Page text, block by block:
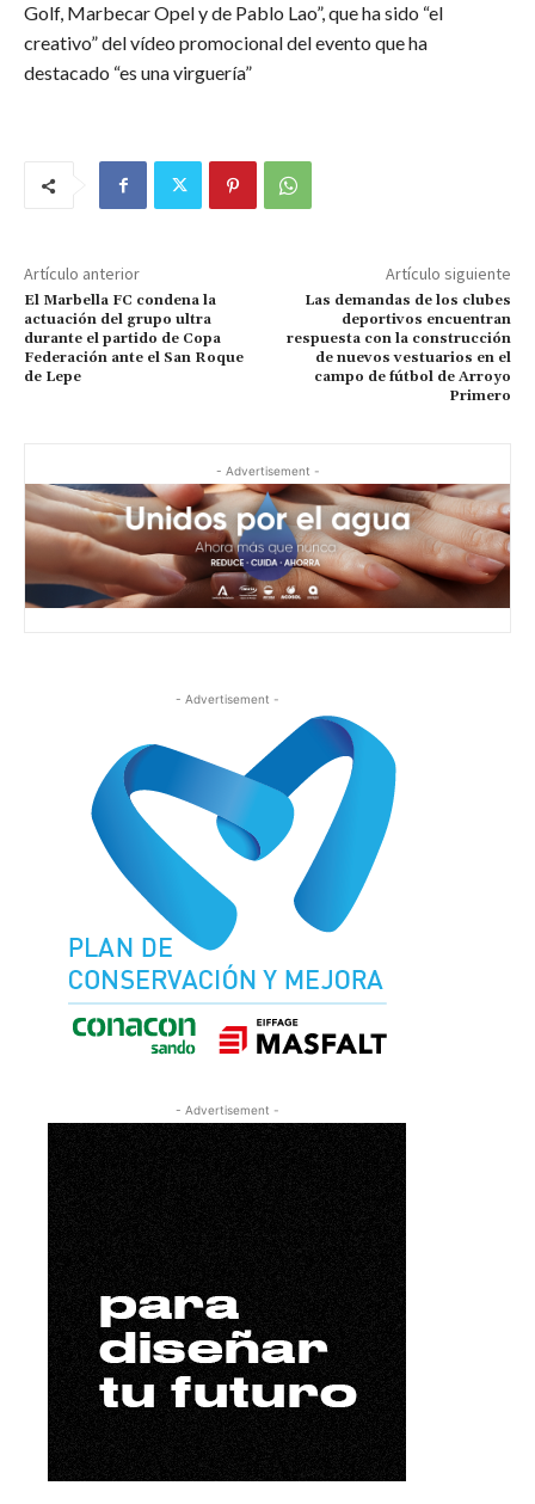
Golf, Marbecar Opel y de Pablo Lao”, que ha sido “el
creativo” del vídeo promocional del evento que ha
destacado “es una virguería”
Artículo anterior
El Marbella FC condena la
actuación del grupo ultra
durante el partido de Copa
Federación ante el San Roque
de Lepe
Artículo siguiente
Las demandas de los clubes
deportivos encuentran
respuesta con la construcción
de nuevos vestuarios en el
campo de fútbol de Arroyo
Primero
- Advertisement -
- Advertisement -
- Advertisement -